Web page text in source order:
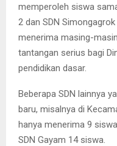
memperoleh siswa
2 dan SDN
menerima masing-
tantangan serius bagi
pendidikan dasar.
Beberapa SDN lainnya
baru, misalnya di
hanya menerima 9
SDN Gayam 14 siswa.